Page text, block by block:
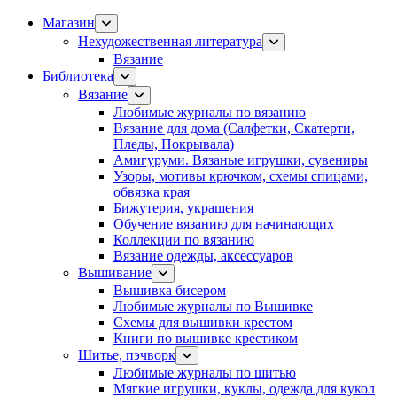
Магазин
Нехудожественная литература
Вязание
Библиотека
Вязание
Любимые журналы по вязанию
Вязание для дома (Салфетки, Скатерти,
Пледы, Покрывала)
Амигуруми. Вязаные игрушки, сувениры
Узоры, мотивы крючком, схемы спицами,
обвязка края
Бижутерия, украшения
Обучение вязанию для начинающих
Коллекции по вязанию
Вязание одежды, аксессуаров
Вышивание
Вышивка бисером
Любимые журналы по Вышивке
Схемы для вышивки крестом
Книги по вышивке крестиком
Шитье, пэчворк
Любимые журналы по шитью
Мягкие игрушки, куклы, одежда для кукол